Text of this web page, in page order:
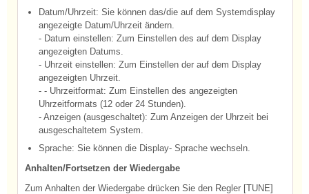
Datum/Uhrzeit: Sie können das/die auf dem Systemdisplay
angezeigte Datum/Uhrzeit ändern.
- Datum einstellen: Zum Einstellen des auf dem Display
angezeigten Datums.
- Uhrzeit einstellen: Zum Einstellen der auf dem Display
angezeigten Uhrzeit.
- - Uhrzeitformat: Zum Einstellen des angezeigten
Uhrzeitformats (12 oder 24 Stunden).
- Anzeigen (ausgeschaltet): Zum Anzeigen der Uhrzeit bei
ausgeschaltetem System.
Sprache: Sie können die Display- Sprache wechseln.
Anhalten/Fortsetzen der Wiedergabe
Zum Anhalten der Wiedergabe drücken Sie den Regler [TUNE]